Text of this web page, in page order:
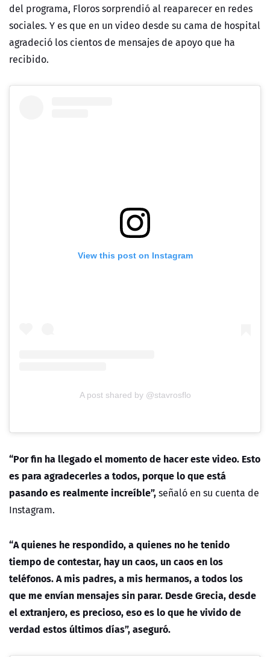
del programa, Floros sorprendió al reaparecer en redes
sociales. Y es que en un video desde su cama de hospital
agradeció los cientos de mensajes de apoyo que ha
recibido.
View this post on Instagram
A post shared by @stavrosflo
“Por fin ha llegado el momento de hacer este video. Esto
es para agradecerles a todos, porque lo que está
pasando es realmente increíble”,señaló en su cuenta de
Instagram.
“A quienes he respondido, a quienes no he tenido
tiempo de contestar, hay un caos, un caos en los
teléfonos. A mis padres, a mis hermanos, a todos los
que me envían mensajes sin parar. Desde Grecia, desde
el extranjero, es precioso, eso es lo que he vivido de
verdad estos últimos días”, aseguró.